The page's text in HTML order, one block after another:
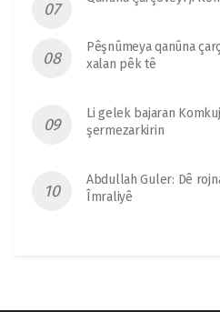
Pêşnûmeya qanûna
xalan pêk tê
Li gelek bajaran
şermezarkirin
Abdullah Guler: Dê
Îmraliyê